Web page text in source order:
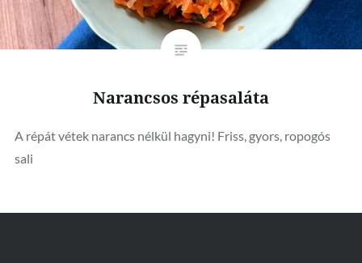
Narancsos répasaláta
A répát vétek narancs nélkül hagyni! Friss, gyors, ropogós
sali